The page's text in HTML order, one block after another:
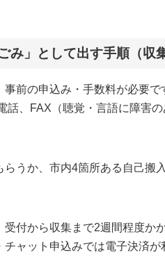
み」として出す手順（収
事前の申込み・手数料が必要
話、FAX（聴覚・言語に障害
うか、市内4箇所ある自己搬
付から収集まで2週間程度かか
ャット申込みでは電子決済が